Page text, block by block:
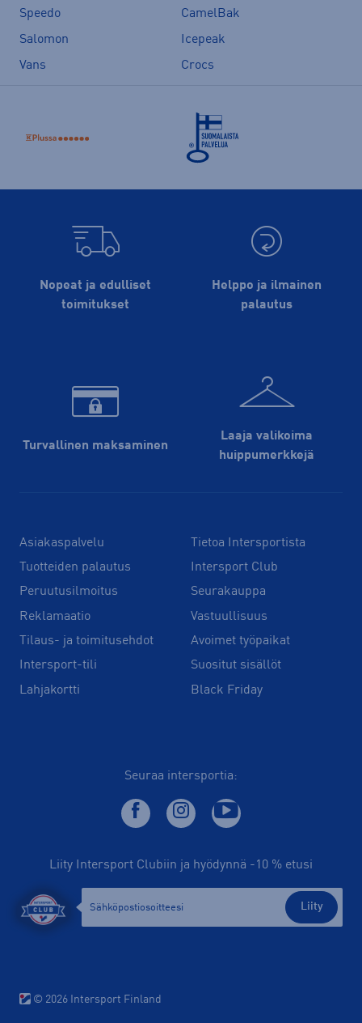
Speedo
CamelBak
Salomon
Icepeak
Vans
Crocs
Nopeat ja edulliset
toimitukset
Helppo ja ilmainen
palautus
Turvallinen maksaminen
Laaja valikoima
huippu­merkkejä
Asiakaspalvelu
Tuotteiden palautus
Peruutusilmoitus
Reklamaatio
Tilaus- ja toimitusehdot
Intersport-tili
Lahjakortti
Tietoa Intersportista
Intersport Club
Seurakauppa
Vastuullisuus
Avoimet työpaikat
Suositut sisällöt
Black Friday
Seuraa intersportia:
Liity Intersport Clubiin ja hyödynnä -10 % etusi
Liity
© 2026 Intersport Finland